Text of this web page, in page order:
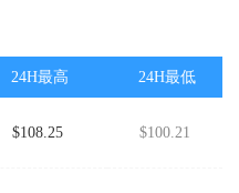
24H最高 24H最低
$108.25 $100.21